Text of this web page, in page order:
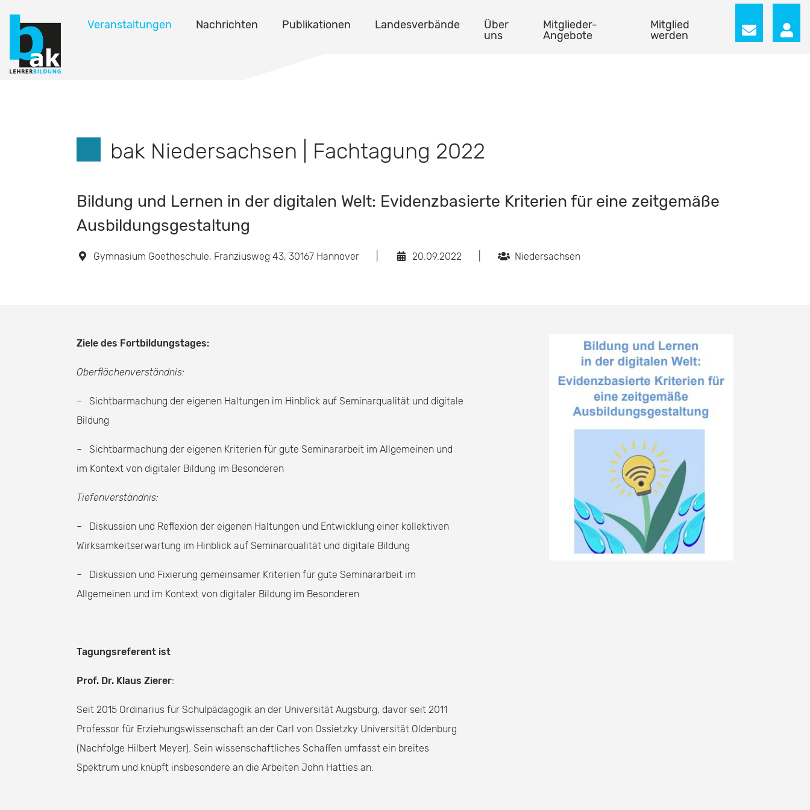
Veranstaltungen Nachrichten Publikationen Landesverbände
Über
uns
Mitglieder-
Angebote
Mitglied
werden
bak Niedersachsen | Fachtagung 2022
Bildung und Lernen in der digitalen Welt: Evidenzbasierte Kriterien für eine zeitgemäße
Ausbildungsgestaltung
Gymnasium Goetheschule, Franziusweg 43, 30167 Hannover 20.09.2022 Niedersachsen
Ziele des Fortbildungstages:
Oberflächenverständnis:
– Sichtbarmachung der eigenen Haltungen im Hinblick auf Seminarqualität und digitale
Bildung
– Sichtbarmachung der eigenen Kriterien für gute Seminararbeit im Allgemeinen und
im Kontext von digitaler Bildung im Besonderen
Tiefenverständnis:
– Diskussion und Reflexion der eigenen Haltungen und Entwicklung einer kollektiven
Wirksamkeitserwartung im Hinblick auf Seminarqualität und digitale Bildung
– Diskussion und Fixierung gemeinsamer Kriterien für gute Seminararbeit im
Allgemeinen und im Kontext von digitaler Bildung im Besonderen
Tagungsreferent ist
Prof. Dr. Klaus Zierer:
Seit 2015 Ordinarius für Schulpädagogik an der Universität Augsburg, davor seit 2011
Professor für Erziehungswissenschaft an der Carl von Ossietzky Universität Oldenburg
(Nachfolge Hilbert Meyer). Sein wissenschaftliches Schaffen umfasst ein breites
Spektrum und knüpft insbesondere an die Arbeiten John Hatties an.